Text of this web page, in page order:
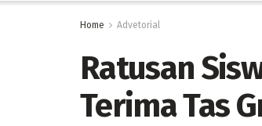
Home Advetorial
Ratusan
Terima Tas